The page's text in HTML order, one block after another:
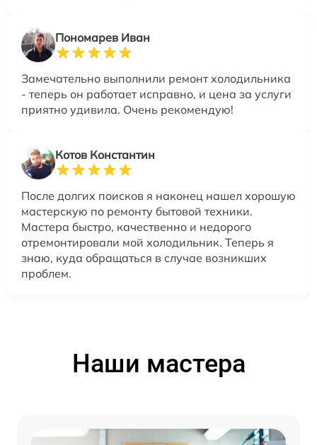
Пономарев Иван
Замечательно выполнили ремонт холодильника
- теперь он работает исправно, и цена за услуги
приятно удивила. Очень рекомендую!
Котов Константин
После долгих поисков я наконец нашел хорошую
мастерскую по ремонту бытовой техники.
Мастера быстро, качественно и недорого
отремонтировали мой холодильник. Теперь я
знаю, куда обращаться в случае возникших
проблем.
Наши мастера